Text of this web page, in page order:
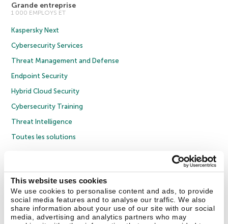
This website uses cookies
We use cookies to personalise content and ads, to provide
social media features and to analyse our traffic. We also
share information about your use of our site with our social
media, advertising and analytics partners who may
Grande entreprise
1 000 EMPLOYS ET
Kaspersky Next
Cybersecurity Services
Threat Management and Defense
Endpoint Security
Hybrid Cloud Security
Cybersecurity Training
Threat Intelligence
Toutes les solutions
Politique de confidentialité
Politique anticorruption
Contrat de licence grand public
Contrat de licence entreprises
Cookies
Nous contacter À propos Partenaires Blog Communiqués de presse